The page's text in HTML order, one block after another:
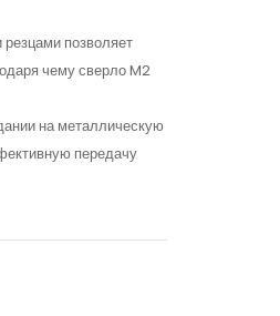
позволяет
чему сверло M2
на металлическую
передачу